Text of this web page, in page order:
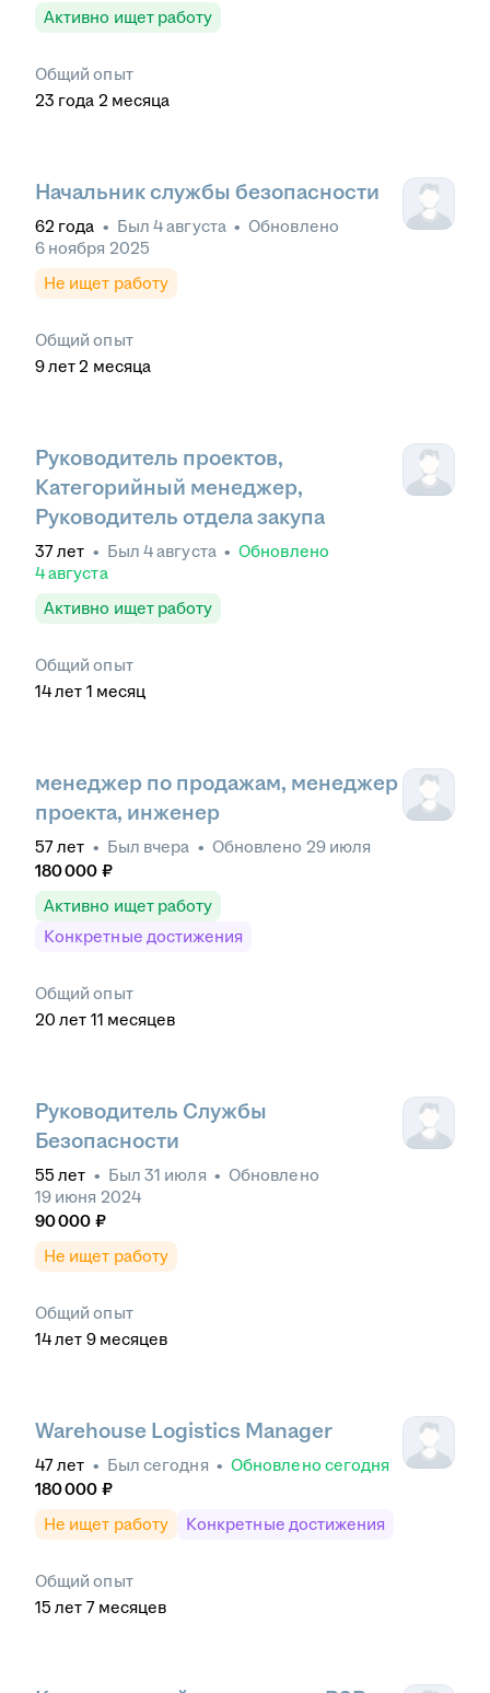
Активно ищет работу
Общий опыт
23 года 2 месяца
Начальник службы безопасности
62 года • Был 4 августа • Обновлено
6 ноября 2025
Не ищет работу
Общий опыт
9лет 2 месяца
Руководитель проектов,
Категорийный менеджер,
Руководитель отдела закупа
37лет • Был 4 августа • Обновлено
4 августа
Активно ищет работу
Общий опыт
14лет 1 месяц
менеджер по продажам, менеджер
проекта, инженер
57лет • Был вчера • Обновлено 29 июля
180 000 ₽
Активно ищет работу
Конкретные достижения
Общий опыт
20 лет 11 месяцев
Руководитель Службы
Безопасности
55 лет • Был 31 июля • Обновлено
19 июня 2024
90 000 ₽
Не ищет работу
Общий опыт
14лет 9 месяцев
Warehouse Logistics Manager
47лет • Был сегодня • Обновлено сегодня
180 000 ₽
Не ищет работу
Конкретные достижения
Общий опыт
15 лет 7 месяцев